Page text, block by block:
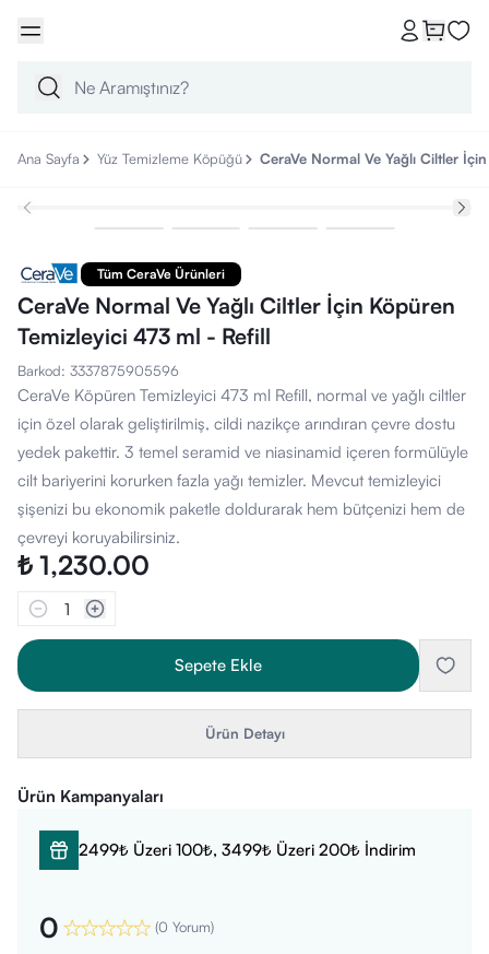
Ana Sayfa Yüz Temizleme Köpüğü CeraVe Normal Ve Yağlı Ciltler
Tüm CeraVe Ürünleri
CeraVe Normal Ve Yağlı Ciltler İçin Köpüren
Temizleyici 473 ml - Refill
Barkod: 3337875905596
CeraVe Köpüren Temizleyici 473 ml Refill, normal ve yağlı ciltler
için özel olarak geliştirilmiş, cildi nazikçe arındıran çevre dostu
yedek pakettir. 3 temel seramid ve niasinamid içeren formülüyle
cilt bariyerini korurken fazla yağı temizler. Mevcut temizleyici
şişenizi bu ekonomik paketle doldurarak hem bütçenizi hem de
çevreyi koruyabilirsiniz.
₺ 1,230.00
1
Sepete Ekle
Ürün Detayı
Ürün Kampanyaları
2499₺ Üzeri 100₺, 3499₺ Üzeri 200₺ İndirim
0 (0 Yorum)